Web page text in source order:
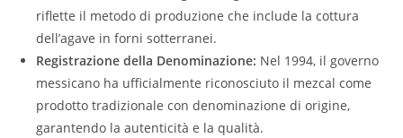
riflette il metodo di produzione che include la cottura
dell’agave in forni sotterranei.
Registrazione della Denominazione: Nel 1994, il governo
messicano ha ufficialmente riconosciuto il mezcal come
prodotto tradizionale con denominazione di origine,
garantendo la autenticità e la qualità.